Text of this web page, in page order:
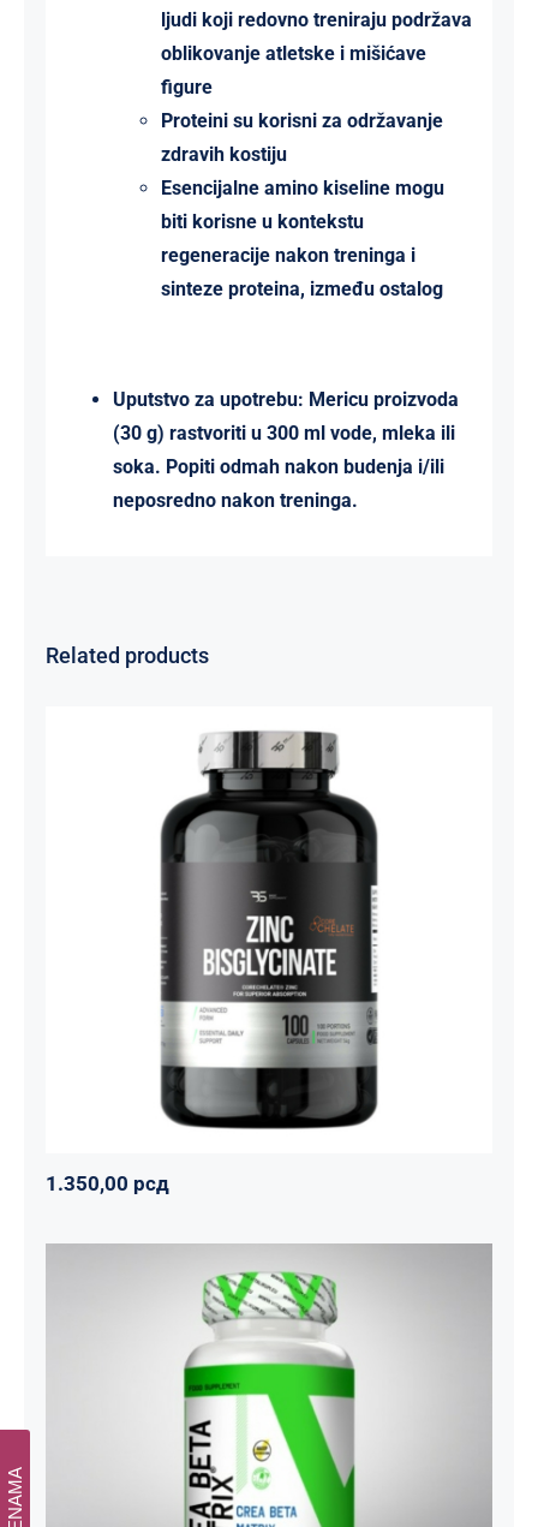
ljudi koji redovno treniraju podržava
oblikovanje atletske i mišićave
figure
Proteini su korisni za održavanje
zdravih kostiju
Esencijalne amino kiseline mogu
biti korisne u kontekstu
regeneracije nakon treninga i
sinteze proteina, između ostalog
Uputstvo za upotrebu: Mericu proizvoda
(30 g) rastvoriti u 300 ml vode, mleka ili
soka. Popiti odmah nakon budenja i/ili
neposredno nakon treninga.
Related products
Cink Bisglicinat 20 mg – Zinc
Bisglycinate CoreChelate®, 100
kapsula
Basic supplements Svi proizvodi Vitaminko
1.350,00рсд
1.350,00 рсд
CREA BETA MATRIX
Napumpanko Svi proizvodi
1.800,00 рсд